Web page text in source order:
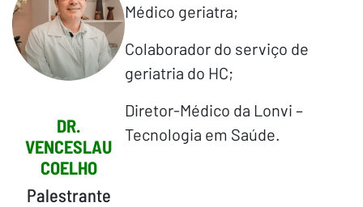
DR.
VENCESLAU
COELHO
Palestrante
Médico geriatra;
Colaborador do serviço de
geriatria do HC;
Diretor-Médico da Lonvi –
Tecnologia em Saúde.